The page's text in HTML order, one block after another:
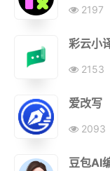
2197
彩云小
2153
爱改写
2093
豆包AI